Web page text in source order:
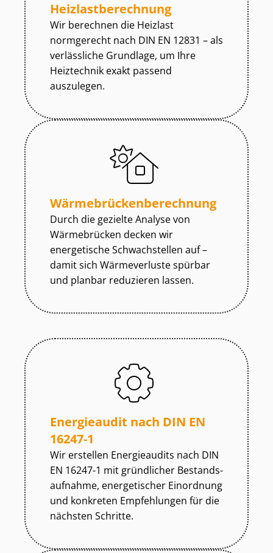
Heiz­last­be­rech­nung
Wir berechnen die Heizlast
normgerecht nach DIN EN 12831 – als
verlässliche Grundlage, um Ihre
Heiztechnik exakt passend
auszulegen.
Wär­me­brü­cken­be­rech­nung
Durch die gezielte Analyse von
Wärmebrücken decken wir
energetische Schwachstellen auf –
damit sich Wärmeverluste spürbar
und planbar reduzieren lassen.
Energieaudit nach DIN EN
16247-1
Wir erstellen Energieaudits nach DIN
EN 16247-1 mit gründlicher Be­stands­
auf­nah­me, energetischer Einordnung
und konkreten Empfehlungen für die
nächsten Schritte.